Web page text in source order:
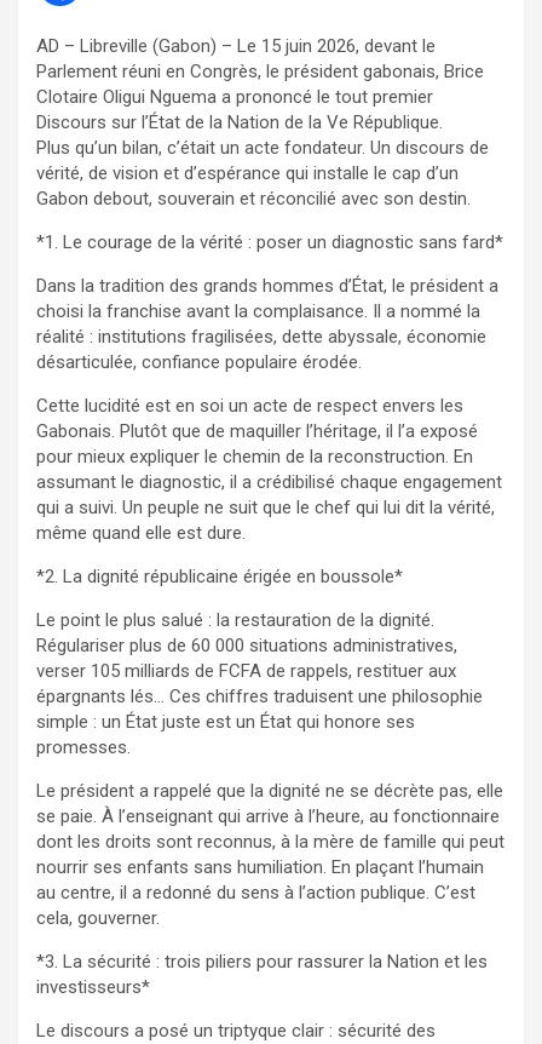
AD – Libreville (Gabon) – Le 15 juin 2026, devant le
Parlement réuni en Congrès, le président gabonais, Brice
Clotaire Oligui Nguema a prononcé le tout premier
Discours sur l’État de la Nation de la Ve République.
Plus qu’un bilan, c’était un acte fondateur. Un discours de
vérité, de vision et d’espérance qui installe le cap d’un
Gabon debout, souverain et réconcilié avec son destin.
*1. Le courage de la vérité : poser un diagnostic sans fard*
Dans la tradition des grands hommes d’État, le président a
choisi la franchise avant la complaisance. Il a nommé la
réalité : institutions fragilisées, dette abyssale, économie
désarticulée, confiance populaire érodée.
Cette lucidité est en soi un acte de respect envers les
Gabonais. Plutôt que de maquiller l’héritage, il l’a exposé
pour mieux expliquer le chemin de la reconstruction. En
assumant le diagnostic, il a crédibilisé chaque engagement
qui a suivi. Un peuple ne suit que le chef qui lui dit la vérité,
même quand elle est dure.
*2. La dignité républicaine érigée en boussole*
Le point le plus salué : la restauration de la dignité.
Régulariser plus de 60 000 situations administratives,
verser 105 milliards de FCFA de rappels, restituer aux
épargnants lés… Ces chiffres traduisent une philosophie
simple : un État juste est un État qui honore ses
promesses.
Le président a rappelé que la dignité ne se décrète pas, elle
se paie. À l’enseignant qui arrive à l’heure, au fonctionnaire
dont les droits sont reconnus, à la mère de famille qui peut
nourrir ses enfants sans humiliation. En plaçant l’humain
au centre, il a redonné du sens à l’action publique. C’est
cela, gouverner.
*3. La sécurité : trois piliers pour rassurer la Nation et les
investisseurs*
Le discours a posé un triptyque clair : sécurité des